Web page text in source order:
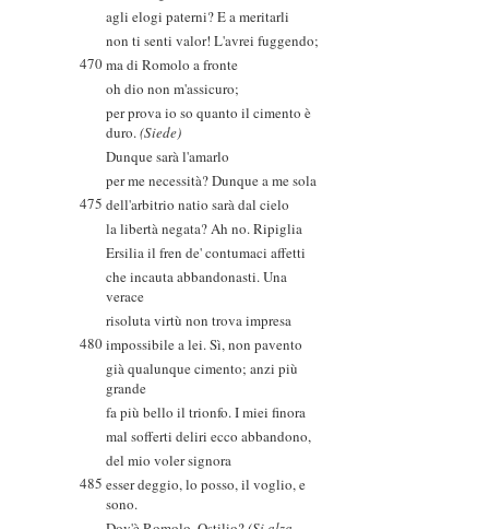
agli elogi paterni? E a meritarli
non ti senti valor! L'avrei fuggendo;
470ma di Romolo a fronte
oh dio non m'assicuro;
per prova io so quanto il cimento è
duro.(Siede)
Dunque sarà l'amarlo
per me necessità? Dunque a me sola
475 dell'arbitrio natio sarà dal cielo
la libertà negata? Ah no. Ripiglia
Ersilia il fren de' contumaci affetti
che incauta abbandonasti. Una
verace
risoluta virtù non trova impresa
480impossibile a lei. Sì, non pavento
già qualunque cimento; anzi più
grande
fa più bello il trionfo. I miei finora
mal sofferti deliri ecco abbandono,
del mio voler signora
485 esser deggio, lo posso, il voglio, e
sono.